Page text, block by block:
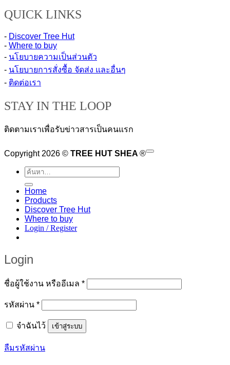
QUICK LINKS
- Discover Tree Hut
- Where to buy
- นโยบายความเป็นส่วนตัว
- นโยบายการสั่งซื้อ จัดส่ง และอื่นๆ
- ติดต่อเรา
STAY IN THE LOOP
ติดตามเราเพื่อรับข่าวสารเป็นคนแรก
Copyright 2026 © TREE HUT SHEA ®
ค้นหา:
Home
Products
Discover Tree Hut
Where to buy
Login / Register
Login
ชื่อผู้ใช้งาน หรืออีเมล *Required
รหัสผ่าน *Required
จำฉันไว้ เข้าสู่ระบบ
ลืมรหัสผ่าน